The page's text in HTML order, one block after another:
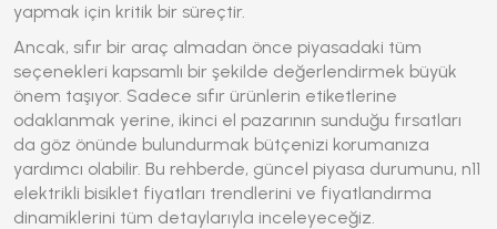
yapmak için kritik bir süreçtir.
Ancak, sıfır bir araç almadan önce piyasadaki tüm
seçenekleri kapsamlı bir şekilde değerlendirmek büyük
önem taşıyor. Sadece sıfır ürünlerin etiketlerine
odaklanmak yerine, ikinci el pazarının sunduğu fırsatları
da göz önünde bulundurmak bütçenizi korumanıza
yardımcı olabilir. Bu rehberde, güncel piyasa durumunu, n11
elektrikli bisiklet fiyatları trendlerini ve fiyatlandırma
dinamiklerini tüm detaylarıyla inceleyeceğiz.